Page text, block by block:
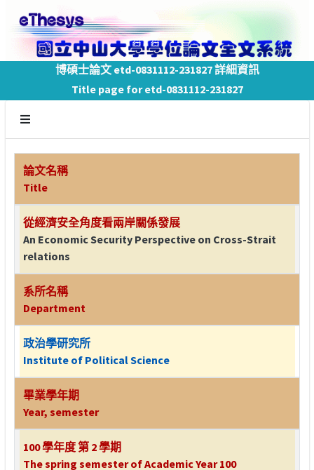
博碩士論文 etd-0831112-231827 詳細資訊
Title page for etd-0831112-231827
論文名稱
Title
從經濟安全角度看兩岸關係發展
An Economic Security Perspective on Cross-Strait
relations
系所名稱
Department
政治學研究所
Institute of Political Science
畢業學年期
Year, semester
100 學年度 第 2 學期
The spring semester of Academic Year 100